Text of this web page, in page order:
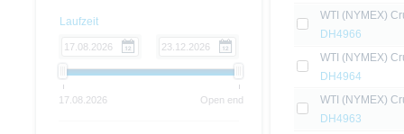
WTI (NYMEX)
DH4966
WTI (NYMEX)
DH4964
WTI (NYMEX)
DH4963
Laufzeit
17.08.2026 Open end